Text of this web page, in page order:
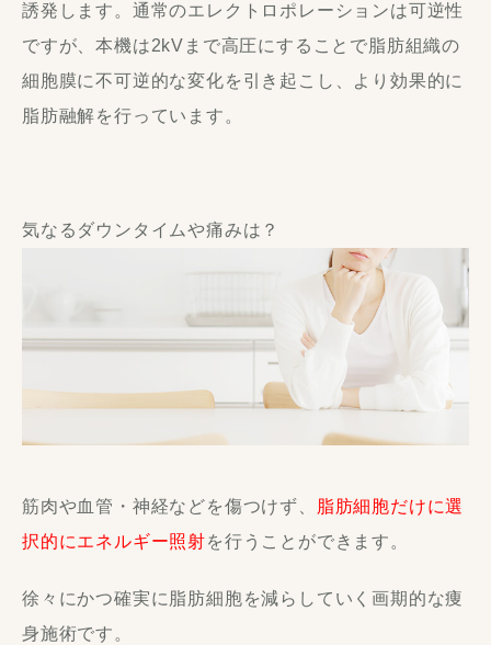
誘発します。通常のエレクトロポレーションは可逆性
ですが、本機は2kVまで高圧にすることで脂肪組織の
細胞膜に不可逆的な変化を引き起こし、より効果的に
脂肪融解を行っています。
気なるダウンタイムや痛みは？
筋肉や血管・神経などを傷つけず、
脂肪細胞だけに選
択的にエネルギー照射を行うことができます。
徐々にかつ確実に脂肪細胞を減らしていく画期的な痩
身施術です。